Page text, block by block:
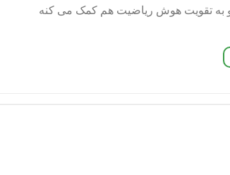
به تقویت هوش ریاضیت هم کمک می کنه